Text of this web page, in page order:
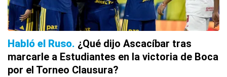
Habló el Ruso ¿Qué dijo Ascacíbar tras
marcarle a Estudiantes en la victoria de Boca
por el Torneo Clausura?